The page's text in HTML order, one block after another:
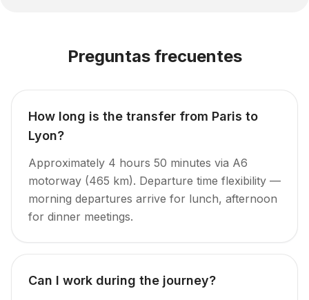
Preguntas frecuentes
How long is the transfer from Paris to
Lyon?
Approximately 4 hours 50 minutes via A6
motorway (465 km). Departure time flexibility —
morning departures arrive for lunch, afternoon
for dinner meetings.
Can I work during the journey?